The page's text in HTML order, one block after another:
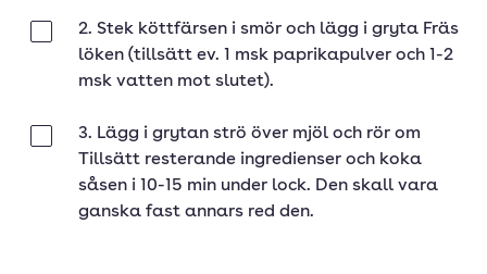
2. Stek köttfärsen i smör och lägg i gryta Fräs
löken (tillsätt ev. 1 msk paprikapulver och 1-2
msk vatten mot slutet).
3. Lägg i grytan strö över mjöl och rör om
Tillsätt resterande ingredienser och koka
såsen i 10-15 min under lock. Den skall vara
ganska fast annars red den.